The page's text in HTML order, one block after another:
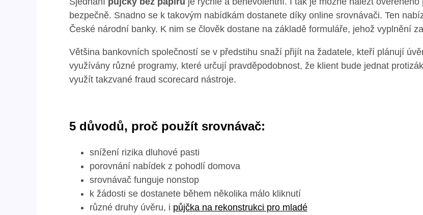
bezpečně. Snadno se k takovým nabídkám dostanete díky online srovnávači. Ten
České národní banky. K nim se člověk dostane na základě formuláře, jehož vyplnění
Většina bankovních společností se v předstihu snaží přijít na žadatele, kteří plánují
využívány různé programy, které určují pravděpodobnost, že klient bude jednat
využít takzvané fraud scorecard nástroje.
5 důvodů, proč použít srovnávač:
snížení rizika dluhové pasti
porovnání nabídek z pohodlí domova
srovnávač funguje nonstop
k žádosti se dostanete během několika málo kliknutí
různé druhy úvěru, i půjčka na rekonstrukci pro mladé